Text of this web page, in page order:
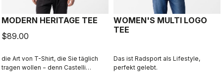
MODERN HERITAGE TEE
$89.00
die Art von T-Shirt, die Sie täglich
tragen wollen − denn Castelli
WOMEN'S MULTI LOGO
TEE
Das ist Radsport als Lifestyle,
perfekt gelebt.